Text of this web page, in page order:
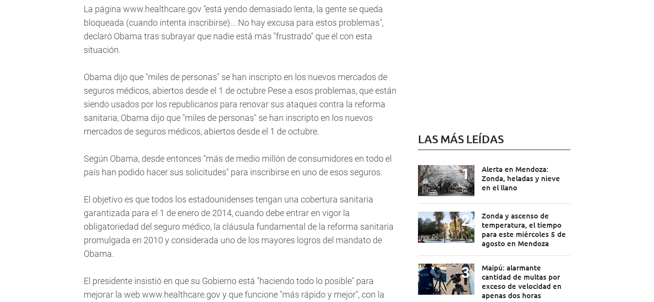
La página www.healthcare.gov "está yendo demasiado lenta, la gente se queda
bloqueada (cuando intenta inscribirse)... No hay excusa para estos problemas",
declaró Obama tras subrayar que nadie está más "frustrado" que él con esta
situación.
Obama dijo que "miles de personas" se han inscripto en los nuevos mercados de
seguros médicos, abiertos desde el 1 de octubre Pese a esos problemas, que están
siendo usados por los republicanos para renovar sus ataques contra la reforma
sanitaria, Obama dijo que "miles de personas" se han inscripto en los nuevos
mercados de seguros médicos, abiertos desde el 1 de octubre.
Según Obama, desde entonces "más de medio millón de consumidores en todo el
país han podido hacer sus solicitudes" para inscribirse en uno de esos seguros.
El objetivo es que todos los estadounidenses tengan una cobertura sanitaria
garantizada para el 1 de enero de 2014, cuando debe entrar en vigor la
obligatoriedad del seguro médico, la cláusula fundamental de la reforma sanitaria
promulgada en 2010 y considerada uno de los mayores logros del mandato de
Obama.
El presidente insistió en que su Gobierno está "haciendo todo lo posible" para
mejorar la web www.healthcare.gov y que funcione "más rápido y mejor", con la
LAS MÁS LEÍDAS
Alerta en Mendoza:
Zonda, heladas y nieve
en el llano
Zonda y ascenso de
temperatura, el tiempo
para este miércoles 5 de
agosto en Mendoza
Maipú: alarmante
cantidad de multas por
exceso de velocidad en
apenas dos horas